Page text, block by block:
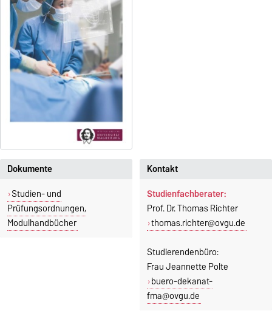
Kontakt
Studienfachberater:
Prof. Dr. Thomas Richter
thomas.richter@ovgu.de
Studierendenbüro:
Frau Jeannette Polte
buero-dekanat-
fma@ovgu.de
Dokumente
Studien- und
Prüfungsordnungen,
Modulhandbücher